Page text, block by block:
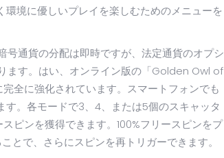
境に優しいプレイを楽しむためのメニューを
号通貨の分配は即時ですが、法定通貨のオプシ
ます。はい、オンライン版の「Golden Owl of
全に強化されています。スマートフォンでも
。各モードで3、4、または5個のスキャッタ
ピンを獲得できます。100%フリースピンをプ
とで、さらにスピンを再トリガーできます。